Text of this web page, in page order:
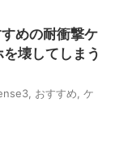
めの耐衝撃ケ
壊してしまう
おすすめ ケ